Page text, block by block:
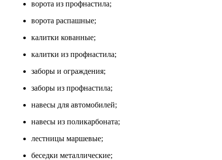
ворота из профнастила;
ворота распашные;
калитки кованные;
калитки из профнастила;
заборы и ограждения;
заборы из профнастила;
навесы для автомобилей;
навесы из поликарбоната;
лестницы маршевые;
беседки металлические;